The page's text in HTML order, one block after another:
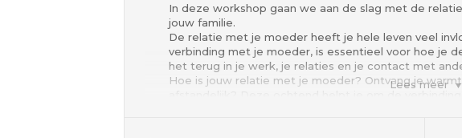
Lees meer
In deze workshop gaan we aan de slag met de
jouw familie.
De relatie met je moeder heeft je hele leven veel
verbinding met je moeder, is essentieel voor hoe je
het terug in je werk, je relaties en je contact met
Hoe is jouw relatie met je moeder? Ontvang je